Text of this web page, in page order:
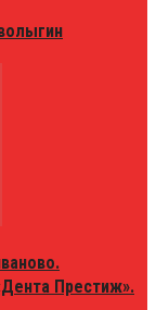
Престиж».